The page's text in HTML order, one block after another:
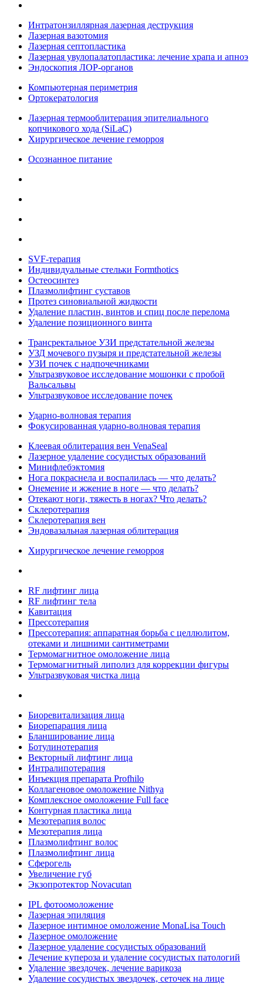
Интратонзиллярная лазерная деструкция
Лазерная вазотомия
Лазерная септопластика
Лазерная увулопалатопластика: лечение храпа и апноэ
Эндоскопия ЛОР-органов
Компьютерная периметрия
Ортокератология
Лазерная термооблитерация эпителиального
копчикового хода (SiLaC)
Хирургическое лечение геморроя
Осознанное питание
SVF-терапия
Индивидуальные стельки Formthotics
Остеосинтез
Плазмолифтинг суставов
Протез синовиальной жидкости
Удаление пластин, винтов и спиц после перелома
Удаление позиционного винта
Трансректальное УЗИ предстательной железы
УЗД мочевого пузыря и предстательной железы
УЗИ почек с надпочечниками
Ультразвуковое исследование мошонки с пробой
Вальсальвы
Ультразвуковое исследование почек
Ударно-волновая терапия
Фокусированная ударно-волновая терапия
Клеевая облитерация вен VenaSeal
Лазерное удаление сосудистых образований
Минифлебэктомия
Нога покраснела и воспалилась — что делать?
Онемение и жжение в ноге — что делать?
Отекают ноги, тяжесть в ногах? Что делать?
Склеротерапия
Склеротерапия вен
Эндовазальная лазерная облитерация
Хирургическое лечение геморроя
RF лифтинг лица
RF лифтинг тела
Кавитация
Прессотерапия
Прессотерапия: аппаратная борьба с целлюлитом,
отеками и лишними сантиметрами
Термомагнитное омоложение лица
Термомагнитный липолиз для коррекции фигуры
Ультразвуковая чистка лица
Биоревитализация лица
Биорепарация лица
Бланширование лица
Ботулинотерапия
Векторный лифтинг лица
Интралипотерапия
Инъекция препарата Profhilo
Коллагеновое омоложение Nithya
Комплексное омоложение Full face
Контурная пластика лица
Мезотерапия волос
Мезотерапия лица
Плазмолифтинг волос
Плазмолифтинг лица
Сферогель
Увеличение губ
Экзопротектор Novacutan
IPL фотоомоложение
Лазерная эпиляция
Лазерное интимное омоложение MonaLisa Touch
Лазерное омоложение
Лазерное удаление сосудистых образований
Лечение купероза и удаление сосудистых патологий
Удаление звездочек, лечение варикоза
Удаление сосудистых звездочек, сеточек на лице